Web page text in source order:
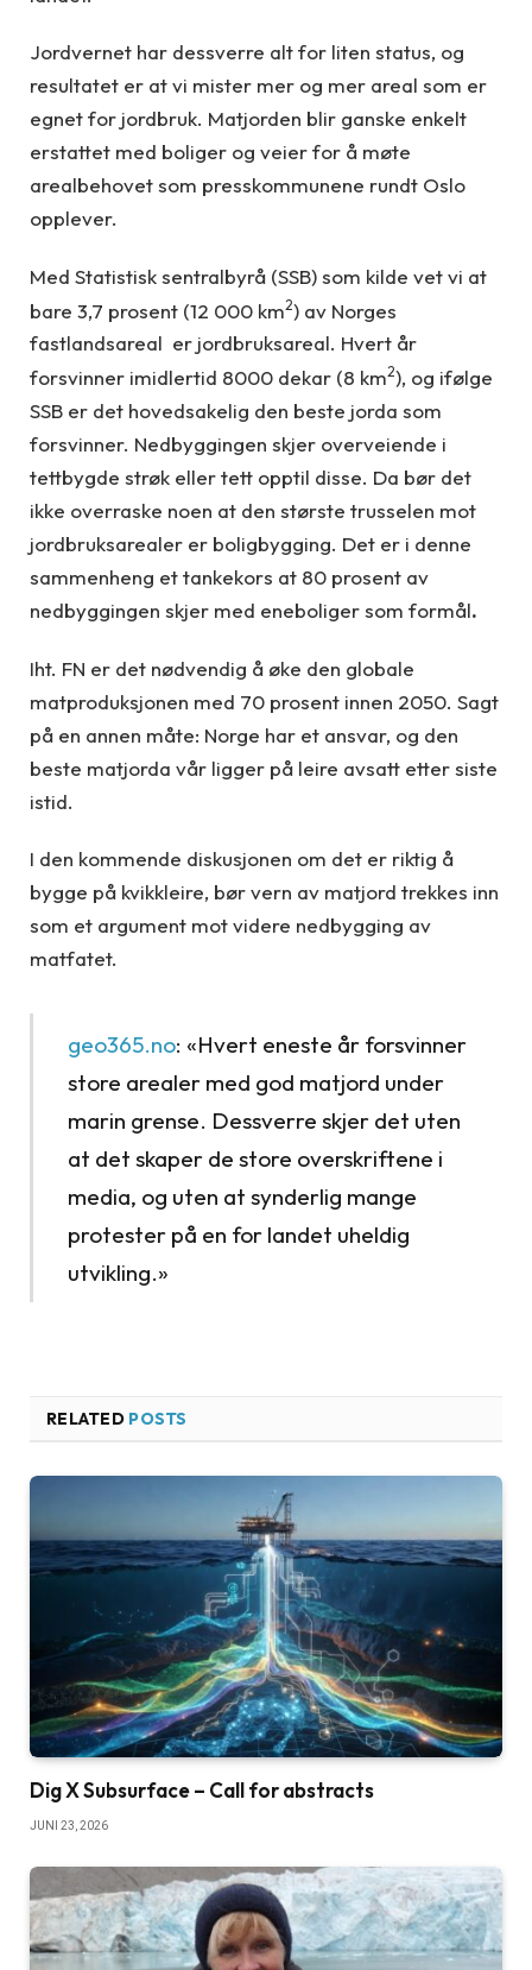
Jordvernet har dessverre alt for liten status, og
resultatet er at vi mister mer og mer areal som er
egnet for jordbruk. Matjorden blir ganske enkelt
erstattet med boliger og veier for å møte
arealbehovet som presskommunene rundt Oslo
opplever.
Med Statistisk sentralbyrå (SSB) som kilde vet vi at
bare 3,7 prosent (12 000 km2) av Norges
fastlandsareal er jordbruksareal. Hvert år
forsvinner imidlertid 8000 dekar (8 km2), og ifølge
SSB er det hovedsakelig den beste jorda som
forsvinner. Nedbyggingen skjer overveiende i
tettbygde strøk eller tett opptil disse. Da bør det
ikke overraske noen at den største trusselen mot
jordbruksarealer er boligbygging. Det er i denne
sammenheng et tankekors at 80 prosent av
nedbyggingen skjer med eneboliger som formål.
Iht. FN er det nødvendig å øke den globale
matproduksjonen med 70 prosent innen 2050. Sagt
på en annen måte: Norge har et ansvar, og den
beste matjorda vår ligger på leire avsatt etter siste
istid.
I den kommende diskusjonen om det er riktig å
bygge på kvikkleire, bør vern av matjord trekkes inn
som et argument mot videre nedbygging av
matfatet.
geo365.no: «Hvert eneste år forsvinner
store arealer med god matjord under
marin grense. Dessverre skjer det uten
at det skaper de store overskriftene i
media, og uten at synderlig mange
protester på en for landet uheldig
utvikling.»
RELATED POSTS
Dig X Subsurface – Call for abstracts
JUNI 23, 2026